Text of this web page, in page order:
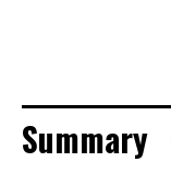
Summary